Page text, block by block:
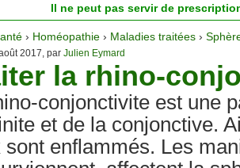
Il ne peut pas servir de
› Homéopathie › Maladies traitées ›
2017, par Julien Eymard
la rhino-
conjonctivite est une
et de la conjonctive.
sont enflammés. Les